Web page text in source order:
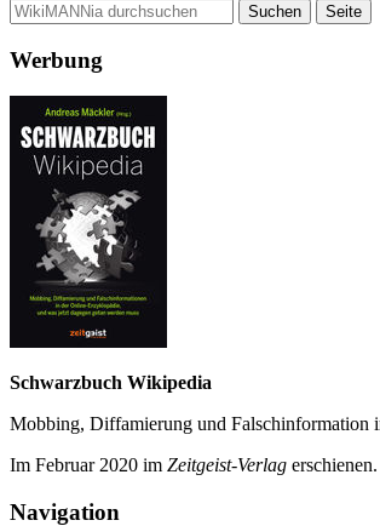
Werbung
Schwarzbuch Wikipedia
Mobbing, Diffamierung und Falsch­information
Im Februar 2020 im Zeit­geist-Verlag erschienen.
Navigation